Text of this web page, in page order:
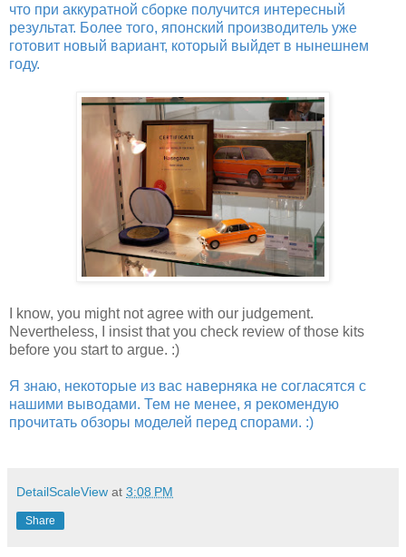
что при аккуратной сборке получится интересный
результат. Более того, японский производитель уже
готовит новый вариант, который выйдет в нынешнем
году.
I know, you might not agree with our judgement.
Nevertheless, I insist that you check review of those kits
before you start to argue. :)
Я знаю, некоторые из вас наверняка не согласятся с
нашими выводами. Тем не менее, я рекомендую
прочитать обзоры моделей перед спорами. :)
DetailScaleView at 3:08 PM
Share